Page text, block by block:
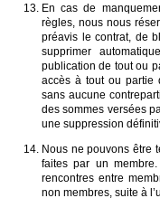
En cas de
règles, nous nous
préavis le contrat, de
supprimer
publication de tout ou
accès à tout ou partie
sans aucune
des sommes versées
une suppression
Nous ne pouvons être
faites par un
rencontres entre
non membres, suite à